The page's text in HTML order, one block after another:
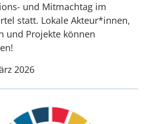
2026
und Mitmachtag im
statt. Lokale Akteur*innen,
und Projekte können